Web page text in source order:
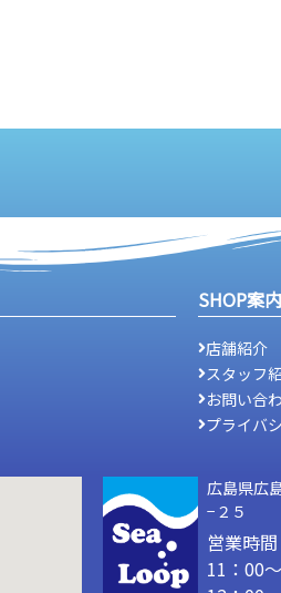
SHOP案内
店舗紹介
スタッフ
お問い合
プライバ
広島県広
−２５
営業時
11：00